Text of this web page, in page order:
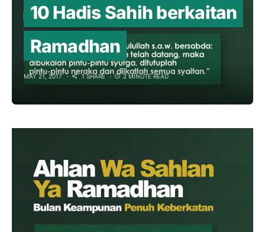
10 Hadis Sahih berkaitan
Ramadhan
MAY 21, 2017 1 SHARE 2 MINUTE READ